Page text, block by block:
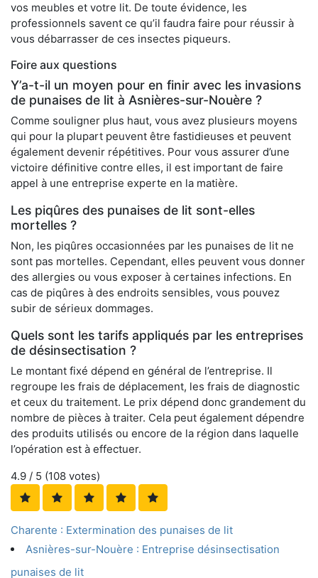
vos meubles et votre lit. De toute évidence, les
professionnels savent ce qu’il faudra faire pour réussir à
vous débarrasser de ces insectes piqueurs.
Foire aux questions
Y’a-t-il un moyen pour en finir avec les invasions
de punaises de lit à Asnières-sur-Nouère ?
Comme souligner plus haut, vous avez plusieurs moyens
qui pour la plupart peuvent être fastidieuses et peuvent
également devenir répétitives. Pour vous assurer d’une
victoire définitive contre elles, il est important de faire
appel à une entreprise experte en la matière.
Les piqûres des punaises de lit sont-elles
mortelles ?
Non, les piqûres occasionnées par les punaises de lit ne
sont pas mortelles. Cependant, elles peuvent vous donner
des allergies ou vous exposer à certaines infections. En
cas de piqûres à des endroits sensibles, vous pouvez
subir de sérieux dommages.
Quels sont les tarifs appliqués par les entreprises
de désinsectisation ?
Le montant fixé dépend en général de l’entreprise. Il
regroupe les frais de déplacement, les frais de diagnostic
et ceux du traitement. Le prix dépend donc grandement du
nombre de pièces à traiter. Cela peut également dépendre
des produits utilisés ou encore de la région dans laquelle
l’opération est à effectuer.
4.9 / 5 (108 votes)
Charente : Extermination des punaises de lit
Asnières-sur-Nouère : Entreprise désinsectisation
punaises de lit